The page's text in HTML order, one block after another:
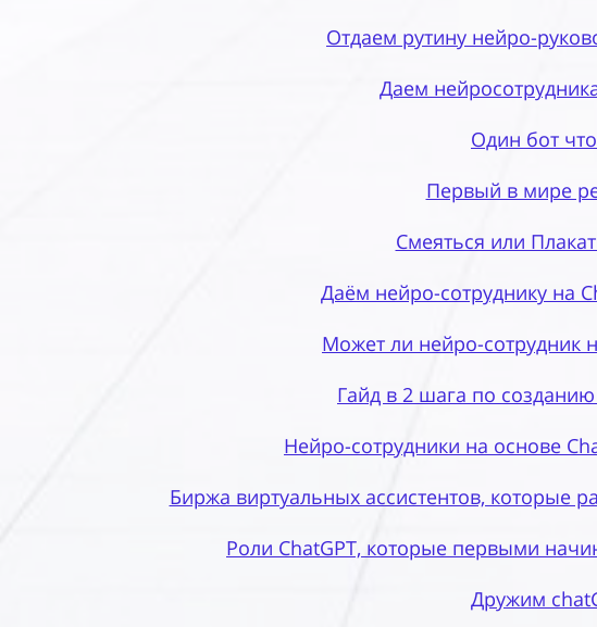
Отдаем рутину нейро-
Даем
Один бот
Первый в мире
Смеяться или
Даём нейро-сотруднику на
Может ли нейро-сотрудник
Гайд в 2 шага по
Нейро-сотрудники на основе
Биржа виртуальных ассистентов, которые
Роли ChatGPT, которые первыми
Дружим